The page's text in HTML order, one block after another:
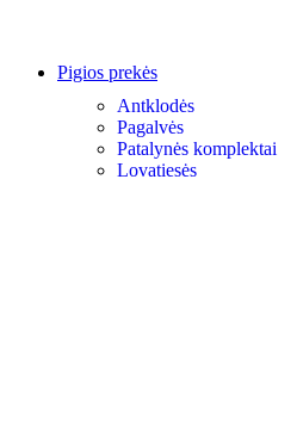
Pigios prekės
Antklodės
Pagalvės
Patalynės komplektai
Lovatiesės